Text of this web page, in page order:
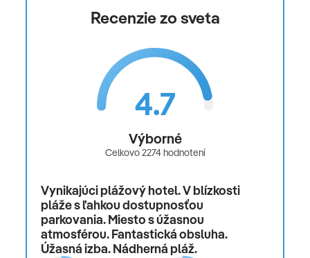
Recenzie zo sveta
4.7
Výborné
Celkovo 2274 hodnotení
Vynikajúci plážový hotel. V blízkosti
pláže s ľahkou dostupnosťou
parkovania. Miesto s úžasnou
atmosférou. Fantastická obsluha.
Úžasná izba. Nádherná pláž.